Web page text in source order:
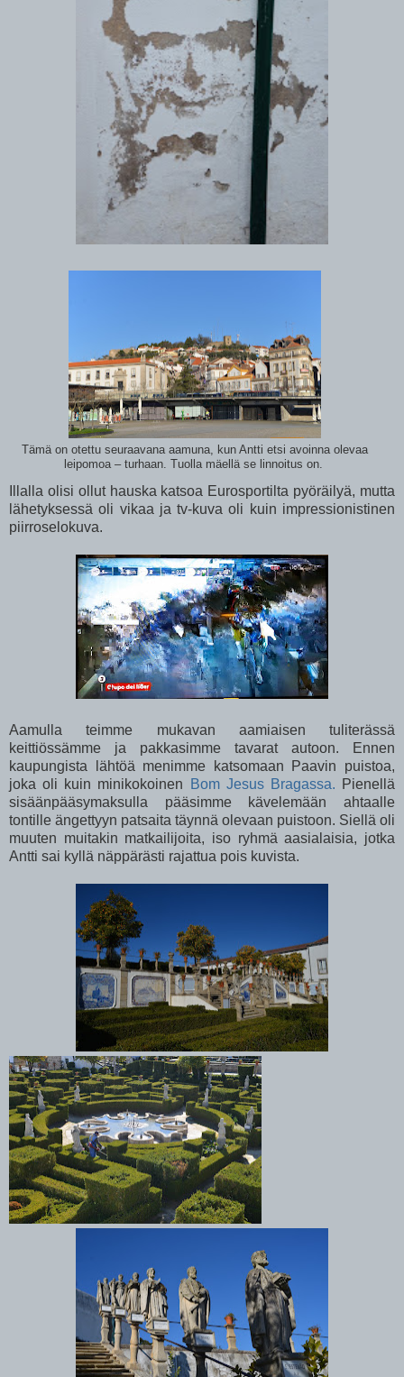
Tämä on otettu seuraavana aamuna, kun Antti etsi avoinna olevaa
leipomoa – turhaan. Tuolla mäellä se linnoitus on.
Illalla olisi ollut hauska katsoa Eurosportilta pyöräilyä, mutta
lähetyksessä oli vikaa ja tv-kuva oli kuin impressionistinen
piirroselokuva.
Aamulla teimme mukavan aamiaisen tuliterässä
keittiössämme ja pakkasimme tavarat autoon. Ennen
kaupungista lähtöä menimme katsomaan Paavin puistoa,
joka oli kuin minikokoinen
Bom Jesus Bragassa. Pienellä
sisäänpääsymaksulla pääsimme kävelemään ahtaalle
tontille ängettyyn patsaita täynnä olevaan puistoon. Siellä oli
muuten muitakin matkailijoita, iso ryhmä aasialaisia, jotka
Antti sai kyllä näppärästi rajattua pois kuvista.